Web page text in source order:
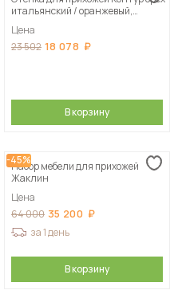
итальянский / оранжевый,
Цена
23 502 18 078
В корзину
-45%
Набор мебели для прихожей
Жаклин
Цена
64 000 35 200
за 1 день
В корзину